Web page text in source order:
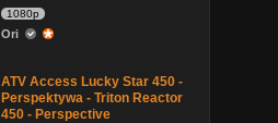
1080p
Ori
ATV Access Lucky Star 450 -
Perspektywa - Triton Reactor
450 - Perspective